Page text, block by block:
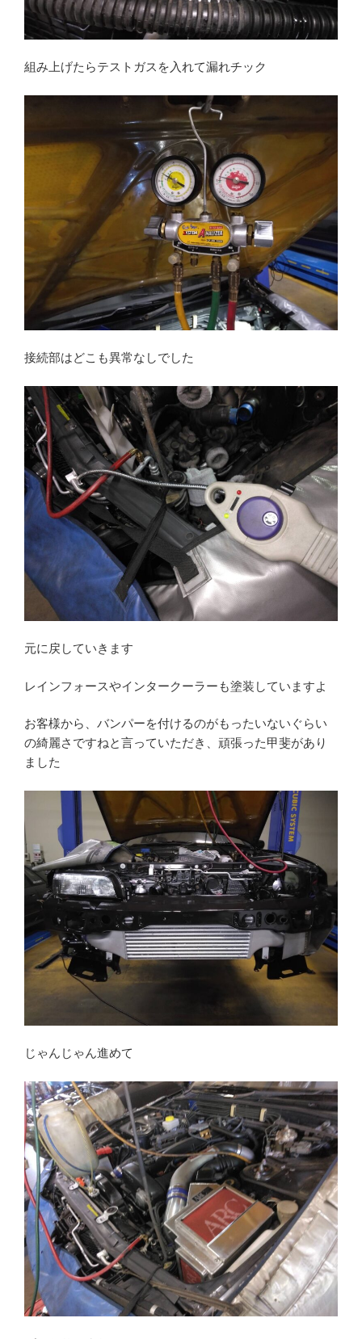
組み上げたらテストガスを入れて漏れチック
接続部はどこも異常なしでした
元に戻していきます
レインフォースやインタークーラーも塗装していますよ
お客様から、バンパーを付けるのがもったいないぐらい
の綺麗さですねと言っていただき、頑張った甲斐があり
ました
じゃんじゃん進めて